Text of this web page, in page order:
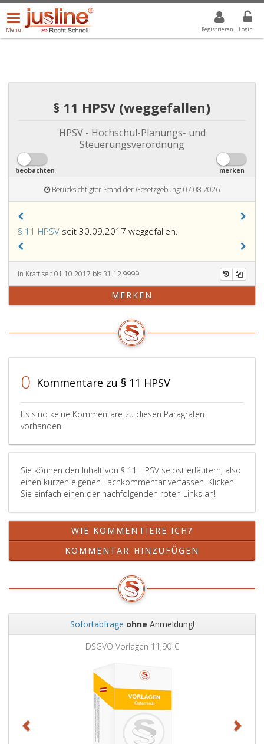
Registrieren Login
Menü
öffnen/schließen
Menü
ALLE DROPDOWN: GEWÄHLTER WERT IST ALLE
§ 11 HPSV (weggefallen)
HPSV - Hochschul-Planungs- und
Steuerungsverordnung
beobachten merken
Berücksichtigter Stand der Gesetzgebung: 07.08.2026
§ 11 HPSV seit 30.09.2017 weggefallen.
In Kraft seit 01.10.2017 bis 31.12.9999
MERKEN
0 Kommentare zu § 11 HPSV
Es sind keine Kommentare zu diesen Paragrafen
vorhanden.
Sie können den Inhalt von § 11 HPSV selbst erläutern, also
einen kurzen eigenen Fachkommentar verfassen. Klicken
Sie einfach einen der nachfolgenden roten Links an!
WIE KOMMENTIERE ICH?
KOMMENTAR HINZUFÜGEN
Sofortabfrage ohne Anmeldung!
DSGVO Vorlagen 11,90 €